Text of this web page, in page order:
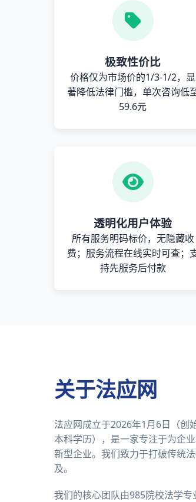
极致性价比
价格仅为市场价的1/3-1/2，显
著降低法律门槛，单次咨询低
59.6元
透明化用户体验
所有服务明码标价，无隐藏收
费；服务流程在线实时可查；
持先服务后付款
关于法应网
法应网成立于2026年1月6日（创
本科学历），是一家专注于为企
新型企业。我们致力于打破传统
及。
我们的核心团队由985院校法学